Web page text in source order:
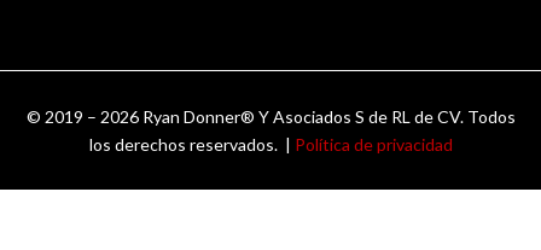
© 2019 – 2026 Ryan Donner® Y Asociados S de RL de CV. Todos
los derechos reservados. | Política de privacidad